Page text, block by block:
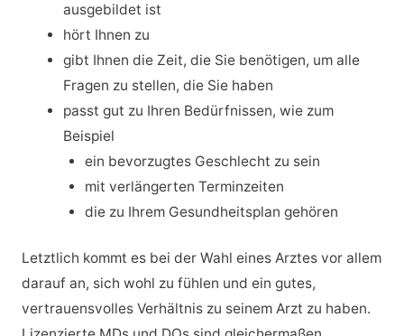
ausgebildet ist
hört Ihnen zu
gibt Ihnen die Zeit, die Sie benötigen, um alle
Fragen zu stellen, die Sie haben
passt gut zu Ihren Bedürfnissen, wie zum
Beispiel
ein bevorzugtes Geschlecht zu sein
mit verlängerten Terminzeiten
die zu Ihrem Gesundheitsplan gehören
Letztlich kommt es bei der Wahl eines Arztes vor allem
darauf an, sich wohl zu fühlen und ein gutes,
vertrauensvolles Verhältnis zu seinem Arzt zu haben.